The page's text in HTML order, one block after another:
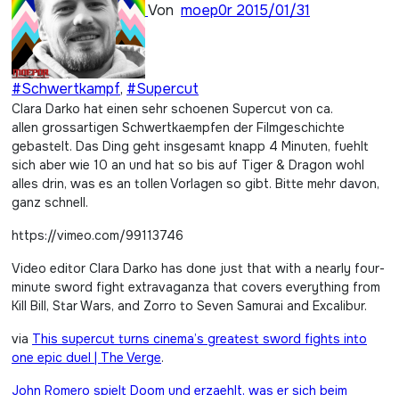
Von moep0r 2015/01/31
#Schwertkampf, #Supercut
Clara Darko hat einen sehr schoenen Supercut von ca.
allen grossartigen Schwertkaempfen der Filmgeschichte
gebastelt. Das Ding geht insgesamt knapp 4 Minuten, fuehlt
sich aber wie 10 an und hat so bis auf Tiger & Dragon wohl
alles drin, was es an tollen Vorlagen so gibt. Bitte mehr davon,
ganz schnell.
https://vimeo.com/99113746
Video editor Clara Darko has done just that with a nearly four-
minute sword fight extravaganza that covers everything from
Kill Bill, Star Wars, and Zorro to Seven Samurai and Excalibur.
via This supercut turns cinema’s greatest sword fights into
one epic duel | The Verge.
John Romero spielt Doom und erzaehlt, was er sich beim